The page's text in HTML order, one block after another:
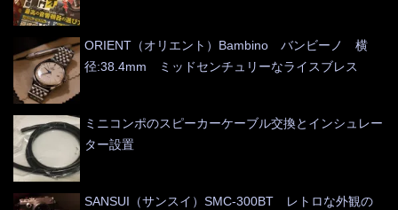
ORIENT（オリエント）Bambino バンビーノ 横
径:38.4mm ミッドセンチュリーなライスブレス
ミニコンポのスピーカーケーブル交換とインシュレー
ター設置
SANSUI（サンスイ）SMC-300BT レトロな外観の